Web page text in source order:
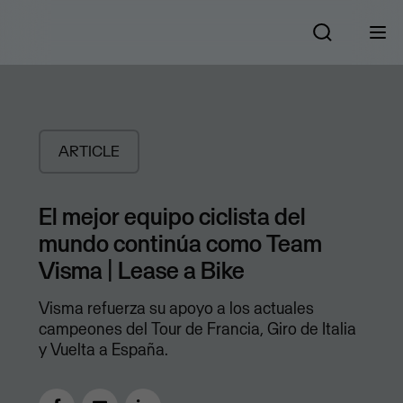
ARTICLE
El mejor equipo ciclista del
mundo continúa como Team
Visma | Lease a Bike
Visma refuerza su apoyo a los actuales
campeones del Tour de Francia, Giro de Italia
y Vuelta a España.